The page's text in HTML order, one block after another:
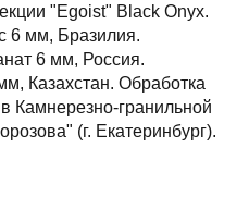
"Egoist" Black Onyx.
6 мм, Бразилия.
6 мм, Россия.
Казахстан. Обработка
Камнерезно-гранильной
(г. Екатеринбург).